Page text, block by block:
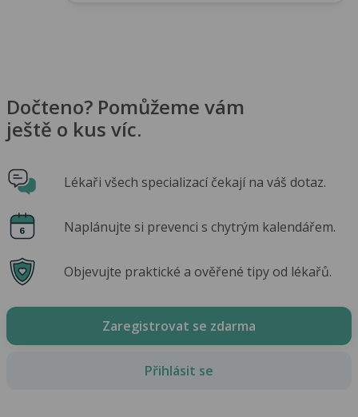
Dočteno? Pomůžeme vám
ještě o kus víc.
Lékaři všech specializací čekají na váš dotaz.
Naplánujte si prevenci s chytrým kalendářem.
Objevujte praktické a ověřené tipy od lékařů.
Zaregistrovat se zdarma
Přihlásit se